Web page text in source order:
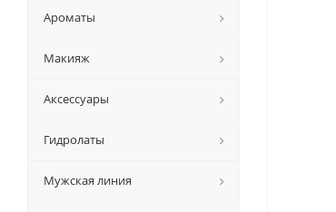
Ароматы
Макияж
Аксессуары
Гидролаты
Мужская линия